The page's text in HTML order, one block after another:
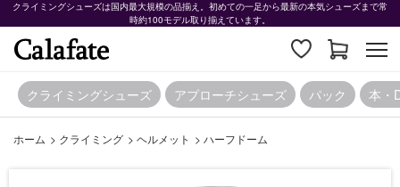
クライミングシューズは国内最大規模の品揃え。初めての一足から最新の本気シューズまで常
時約100モデル取り揃えています。
クライミングシューズ アプローチシューズ パック 本・
ホーム > クライミング > ヘルメット > ハーフドーム